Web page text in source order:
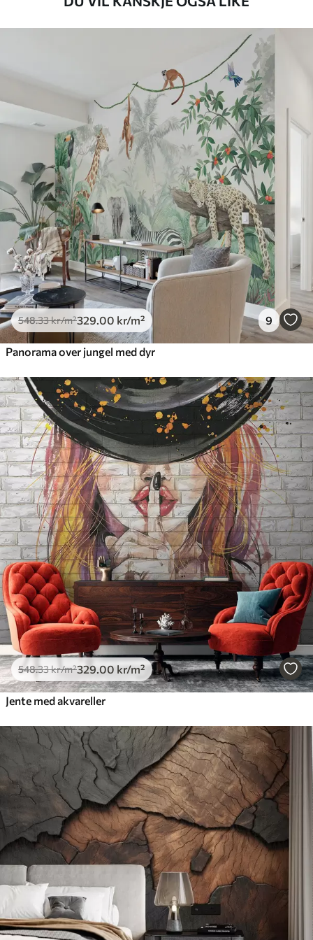
Premium
.00399.00kr/m²
Premium vinyl
650.00390.00kr/m²
Peel and Stick
925.00555.00kr/m²
548.33kr/m²329 .00 kr/m² 9
Panorama over jungel med dyr
548.33kr/m²329.00 kr/m²
Jente med akvareller